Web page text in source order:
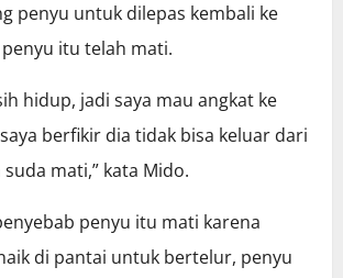
penyu untuk dilepas kembali ke
itu telah mati.
hidup, jadi saya mau angkat ke
berfikir dia tidak bisa keluar dari
mati,” kata Mido.
penyu itu mati karena
di pantai untuk bertelur, penyu